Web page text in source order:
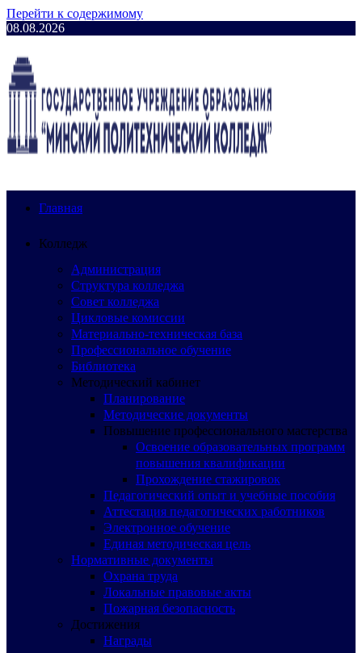
Перейти к содержимому
08.08.2026
Главная
Колледж
Администрация
Структура колледжа
Совет колледжа
Цикловые комиссии
Материально-техническая база
Профессиональное обучение
Библиотека
Методический кабинет
Планирование
Методические документы
Повышение профессионального мастерства
Освоение образовательных программ
повышения квалификации
Прохождение стажировок
Педагогический опыт и учебные пособия
Аттестация педагогических работников
Электронное обучение
Единая методическая цель
Нормативные документы
Охрана труда
Локальные правовые акты
Пожарная безопасность
Достижения
Награды